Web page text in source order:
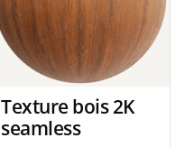
Texture bois 2K
seamless